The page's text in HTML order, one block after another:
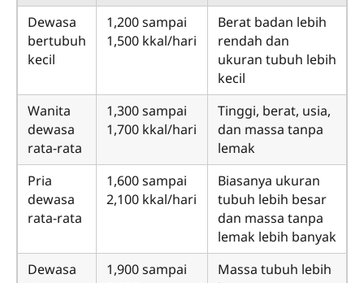
Dewasa
bertubuh
kecil
1,200 sampai
1,500 kkal/hari
Berat badan lebih
rendah dan
ukuran tubuh lebih
kecil
Wanita
dewasa
rata-rata
1,300 sampai
1,700 kkal/hari
Tinggi, berat, usia,
dan massa tanpa
lemak
Pria
dewasa
rata-rata
1,600 sampai
2,100 kkal/hari
Biasanya ukuran
tubuh lebih besar
dan massa tanpa
lemak lebih banyak
Dewasa
1,900 sampai
Massa tubuh lebih